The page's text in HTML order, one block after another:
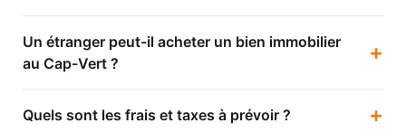
Un étranger peut-il acheter un bien immobilier
au Cap-Vert ?
+
Quels sont les frais et taxes à prévoir ? +